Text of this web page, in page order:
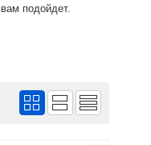
подойдет.